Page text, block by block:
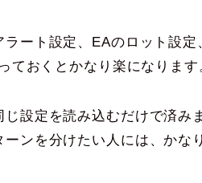
ート設定、EAのロット設定
おくとかなり楽になります
設定を読み込むだけで済み
ンを分けたい人には、かな